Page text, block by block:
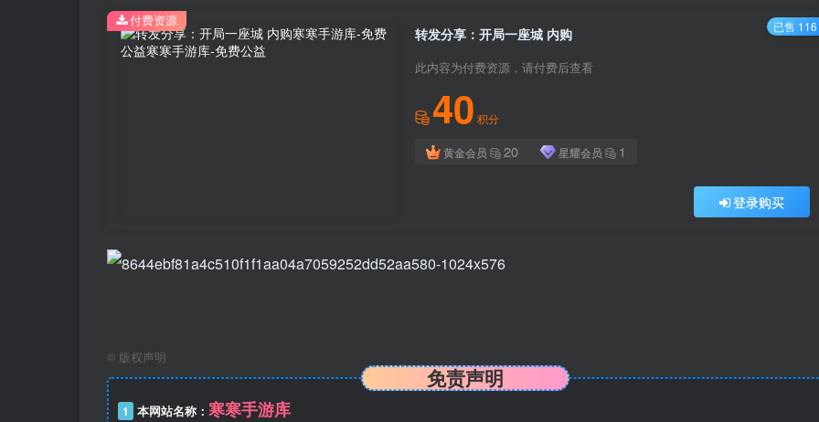
转发分享：开局一座城 内购
此内容为付费资源，请付费后查看
40 积分
黄金会员 20 星耀会员 1
登录购买
付费资源 已售 116
© 版权声明
免责声明
1 本网站名称： 寒寒手游库